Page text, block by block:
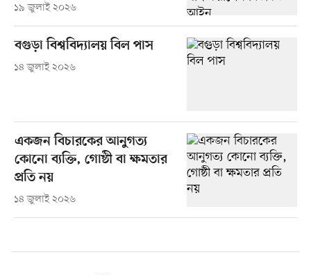
১৯ জুলাই ২০২৬
বগুড়া বিশ্ববিদ্যালয় বিল পাস
১৪ জুলাই ২০২৬
একজন বিচারকের আনুগত্য
কোনো ব্যক্তি, গোষ্ঠী বা ক্ষমতার
প্রতি নয়
১৪ জুলাই ২০২৬